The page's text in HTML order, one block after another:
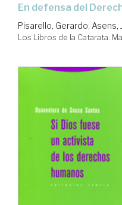
en defensa del
Pisarello, Gerardo; Asens,
Los Libros de la Catarata.